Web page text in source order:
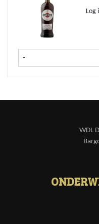
Log
-
WDL